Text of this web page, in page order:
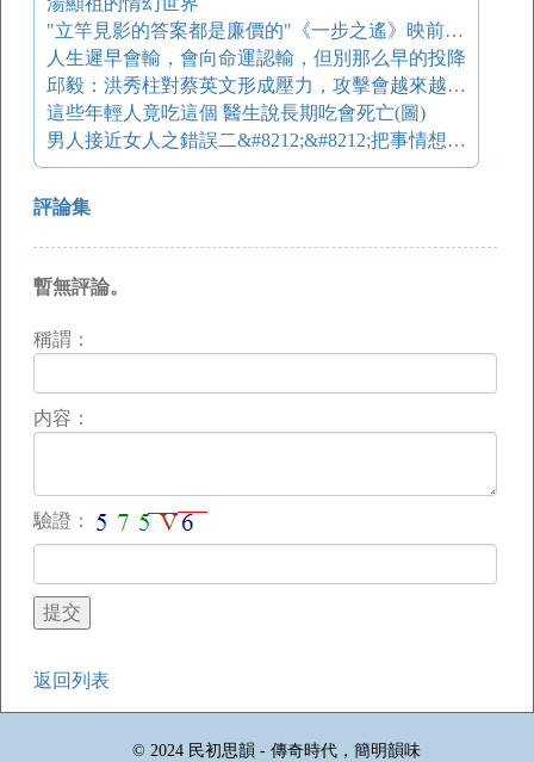
"立竿見影的答案都是廉價的"《一步之遙》映前映后兩度專訪姜文
人生遲早會輸，會向命運認輸，但別那么早的投降
邱毅：洪秀柱對蔡英文形成壓力，攻擊會越來越不堪
這些年輕人竟吃這個 醫生說長期吃會死亡(圖)
男人接近女人之錯誤二&#8212;&#8212;把事情想得很糟
評論集
暫無評論。
稱謂：
内容：
驗證：
返回列表
© 2024 民初思韻 - 傳奇時代，簡明韻味